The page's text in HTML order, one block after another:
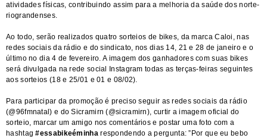
atividades físicas, contribuindo assim para a melhoria da saúde dos norte-
riograndenses.
Ao todo, serão realizados quatro sorteios de bikes, da marca Caloi, nas
redes sociais da rádio e do sindicato, nos dias 14, 21 e 28 de janeiro e o
último no dia 4 de fevereiro. A imagem dos ganhadores com suas bikes
será divulgada na rede social Instagram todas as terças-feiras seguintes
aos sorteios (18 e 25/01 e 01 e 08/02).
Para participar da promoção é preciso seguir as redes sociais da rádio
(@96fmnatal) e do Sicramirn (@sicramirn), curtir a imagem oficial do
sorteio, marcar um amigo nos comentários e postar uma foto com a
hashtag#essabikeéminharespondendo a pergunta: ”Por que eu bebo